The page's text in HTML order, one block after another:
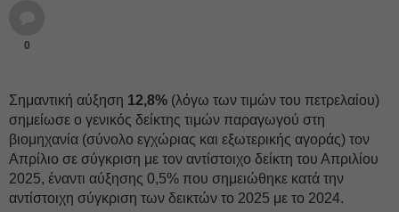
0
Σημαντική αύξηση 12,8% (λόγω των τιμών του πετρελαίου)
σημείωσε ο γενικός δείκτης τιμών παραγωγού στη
βιομηχανία (σύνολο εγχώριας και εξωτερικής αγοράς) τον
Απρίλιο σε σύγκριση με τον αντίστοιχο δείκτη του Απριλίου
2025, έναντι αύξησης 0,5% που σημειώθηκε κατά την
αντίστοιχη σύγκριση των δεικτών το 2025 με το 2024.